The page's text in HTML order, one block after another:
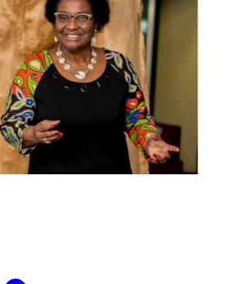
"Sophie Wilmès souhaite une